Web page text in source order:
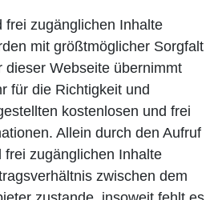
frei zugänglichen Inhalte
mit größtmöglicher Sorgfalt
dieser Webseite übernimmt
für die Richtigkeit und
kostenlosen und frei
Allein durch den Aufruf
zugänglichen Inhalte
zwischen dem